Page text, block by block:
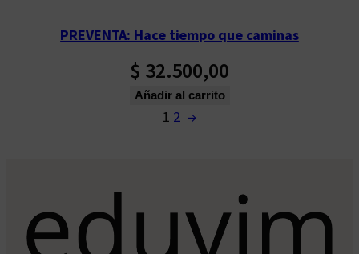
PREVENTA: Hace tiempo que caminas
$ 32.500,00
Añadir al carrito
1 2 →